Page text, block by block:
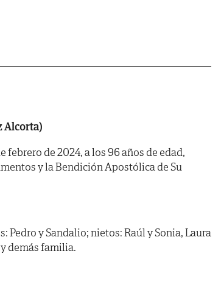
Alcorta)
de 2024, a los 96 años de edad,
y la Bendición Apostólica de Su
Pedro y Sandalio; nietos: Raúl y Sonia, Laura
demás familia.